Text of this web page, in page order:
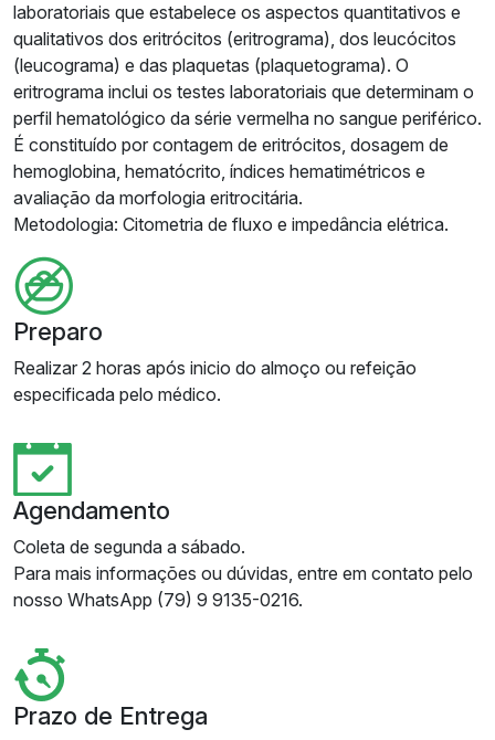
laboratoriais que estabelece os aspectos quantitativos e
qualitativos dos eritrócitos (eritrograma), dos leucócitos
(leucograma) e das plaquetas (plaquetograma). O
eritrograma inclui os testes laboratoriais que determinam o
perfil hematológico da série vermelha no sangue periférico.
É constituído por contagem de eritrócitos, dosagem de
hemoglobina, hematócrito, índices hematimétricos e
avaliação da morfologia eritrocitária.
Metodologia: Citometria de fluxo e impedância elétrica.
Preparo
Realizar 2 horas após inicio do almoço ou refeição
especificada pelo médico.
Agendamento
Coleta de segunda a sábado.
Para mais informações ou dúvidas, entre em contato pelo
nosso WhatsApp (79) 9 9135-0216.
Prazo de Entrega